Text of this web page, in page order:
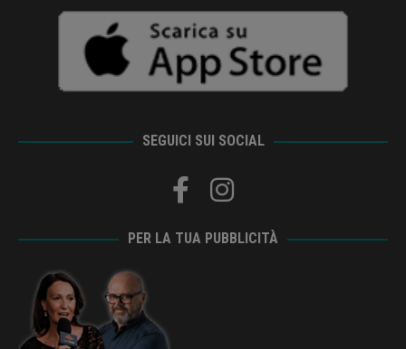
SEGUICI SUI SOCIAL
PER LA TUA PUBBLICITÀ